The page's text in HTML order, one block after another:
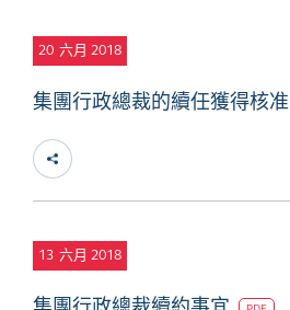
20 六月 2018
集團行政總裁的續任獲得核准
13 六月 2018